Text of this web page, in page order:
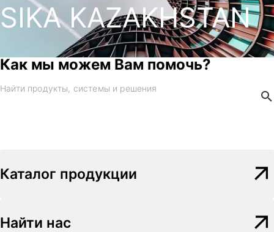
SIKA KAZAKHSTAN
Как мы можем Вам помочь?
Каталог продукции
Найти нас